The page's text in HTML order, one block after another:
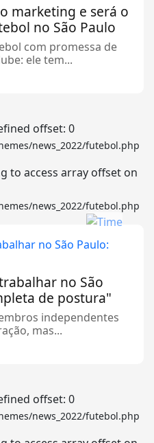
marketing e será o
no São Paulo
com promessa de
ele tem...
offset: 0
news_2022/futebol.php
to access array offset on
news_2022/futebol.php
no São
de postura"
independentes
mas...
offset: 0
news_2022/futebol.php